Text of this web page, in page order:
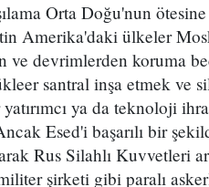
Orta Doğu'nun
Amerika'daki ülkeler
ve devrimlerden koruma
santral inşa etmek ve
ya da teknoloji
Esed'i başarılı bir
Rus Silahlı Kuvvetleri
şirketi gibi paralı